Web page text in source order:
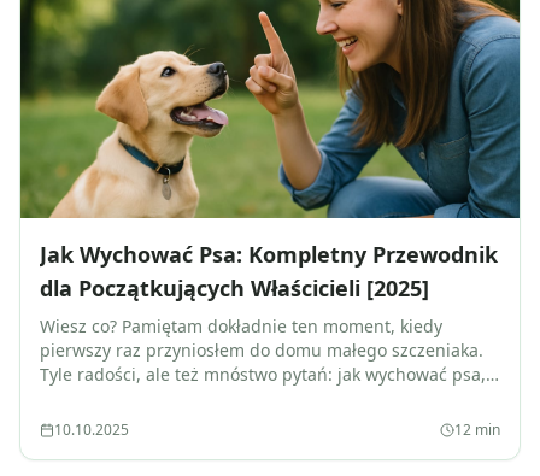
Jak Wychować Psa: Kompletny Przewodnik
dla Początkujących Właścicieli [2025]
Wiesz co? Pamiętam dokładnie ten moment, kiedy
pierwszy raz przyniosłem do domu małego szczeniaka.
Tyle radości, ale też mnóstwo pytań: jak wychować psa,
coś zro
10.10.2025 12 min